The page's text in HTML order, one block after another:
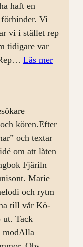
haft en
Vi
vi i stället rep
tidigare var
Läs mer:
kören.Efter
och textar
om att låten
Fjäriln
Marie
och rytm
till vår Kö-
ut. Tack
modAlla